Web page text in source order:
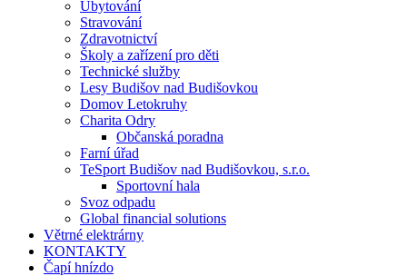
Ubytování
Stravování
Zdravotnictví
Školy a zařízení pro děti
Technické služby
Lesy Budišov nad Budišovkou
Domov Letokruhy
Charita Odry
Občanská poradna
Farní úřad
TeSport Budišov nad Budišovkou, s.r.o.
Sportovní hala
Svoz odpadu
Global financial solutions
Větrné elektrárny
KONTAKTY
Čapí hnízdo